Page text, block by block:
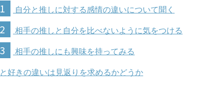
自分と推しに対する感情の違いについて聞く
相手の推しと自分を比べないように気をつける
相手の推しにも興味を持ってみる
好きの違いは見返りを求めるかどうか